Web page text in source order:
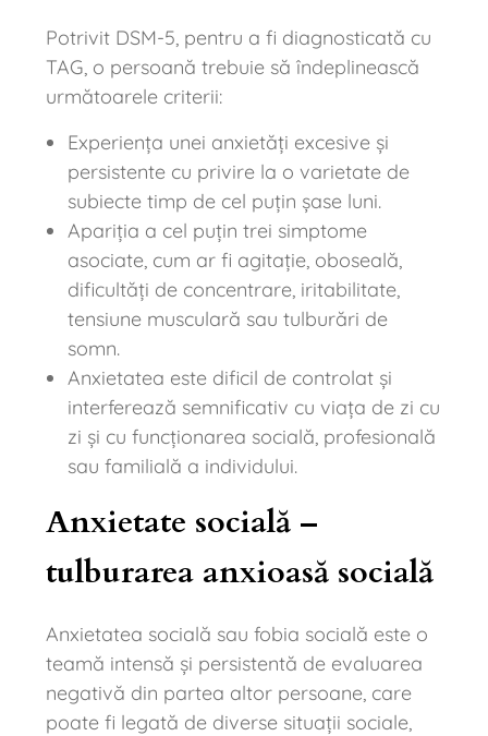
Potrivit DSM-5, pentru a fi diagnosticată cu
TAG, o persoană trebuie să îndeplinească
următoarele criterii:
Experiența unei anxietăți excesive și
persistente cu privire la o varietate de
subiecte timp de cel puțin șase luni.
Apariția a cel puțin trei simptome
asociate, cum ar fi agitație, oboseală,
dificultăți de concentrare, iritabilitate,
tensiune musculară sau tulburări de
somn.
Anxietatea este dificil de controlat și
interferează semnificativ cu viața de zi cu
zi și cu funcționarea socială, profesională
sau familială a individului.
Anxietate socială –
tulburarea anxioasă socială
Anxietatea socială sau fobia socială este o
teamă intensă și persistentă de evaluarea
negativă din partea altor persoane, care
poate fi legată de diverse situații sociale,